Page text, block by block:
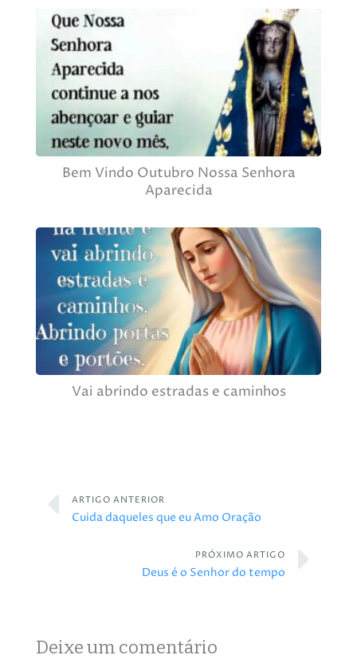
Bem Vindo Outubro Nossa Senhora
Aparecida
Vai abrindo estradas e caminhos
ARTIGO ANTERIOR
Cuida daqueles que eu Amo Oração
PRÓXIMO ARTIGO
Deus é o Senhor do tempo
Deixe um comentário